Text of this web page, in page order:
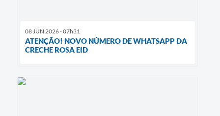
08 JUN 2026 - 07h31
ATENÇÃO! NOVO NÚMERO DE WHATSAPP DA
CRECHE ROSA EID